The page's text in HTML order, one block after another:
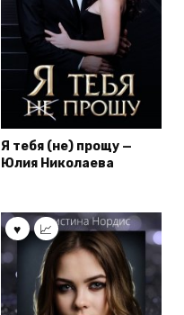
Я тебя (не) прощу —
Юлия Николаева